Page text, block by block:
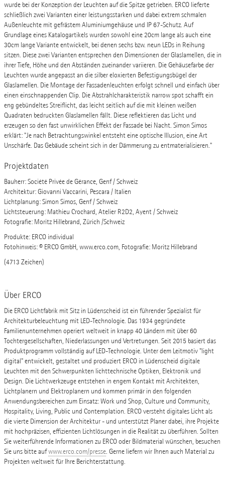
wurde bei der Konzeption der Leuchten auf die Spitze getrieben. ERCO lieferte
schließlich zwei Varianten einer leistungsstarken und dabei extrem schmalen
Außenleuchte mit gefrästem Aluminiumgehäuse und IP 67-Schutz. Auf
Grundlage eines Katalogartikels wurden sowohl eine 20cm lange als auch eine
30cm lange Variante entwickelt, bei denen sechs bzw. neun LEDs in Reihung
sitzen. Diese zwei Varianten entsprechen den Dimensionen der Glaslamellen, die in
ihrer Tiefe, Höhe und den Abständen zueinander variieren. Die Gehäusefarbe der
Leuchten wurde angepasst an die silber eloxierten Befestigungsbügel der
Glaslamellen. Die Montage der Fassadenleuchten erfolgt schnell und einfach über
einen einschnappenden Clip. Die Abstrahlcharakteristik narrow spot schafft ein
eng gebündeltes Streiflicht, das leicht seitlich auf die mit kleinen weißen
Quadraten bedruckten Glaslamellen fällt. Diese reflektieren das Licht und
erzeugen so den fast unwirklichen Effekt der Fassade bei Nacht. Simon Simos
erklärt: "Je nach Betrachtungswinkel entsteht eine optische Illusion, eine Art
Unschärfe. Das Gebäude scheint sich in der Dämmerung zu entmaterialisieren."
Projektdaten
Bauherr: Société Privée de Gérance, Genf / Schweiz
Architektur: Giovanni Vaccarini, Pescara / Italien
Lichtplanung: Simon Simos, Genf / Schweiz
Lichtsteuerung: Mathieu Crochard, Atelier R2D2, Ayent / Schweiz
Fotografie: Moritz Hillebrand, Zürich /Schweiz
Produkte: ERCO individual
Fotohinweis: © ERCO GmbH, www.erco.com, Fotografie: Moritz Hillebrand
(4713 Zeichen)
Über ERCO
Die ERCO Lichtfabrik mit Sitz in Lüdenscheid ist ein führender Spezialist für
Architekturbeleuchtung mit LED-Technologie. Das 1934 gegründete
Familienunternehmen operiert weltweit in knapp 40 Ländern mit über 60
Tochtergesellschaften, Niederlassungen und Vertretungen. Seit 2015 basiert das
Produktprogramm vollständig auf LED-Technologie. Unter dem Leitmotiv "light
digital" entwickelt, gestaltet und produziert ERCO in Lüdenscheid digitale
Leuchten mit den Schwerpunkten lichttechnische Optiken, Elektronik und
Design. Die Lichtwerkzeuge entstehen in engem Kontakt mit Architekten,
Lichtplanern und Elektroplanern und kommen primär in den folgenden
Anwendungsbereichen zum Einsatz: Work und Shop, Culture und Community,
Hospitality, Living, Public und Contemplation. ERCO versteht digitales Licht als
die vierte Dimension der Architektur - und unterstützt Planer dabei, ihre Projekte
mit hochpräzisen, effizienten Lichtlösungen in die Realität zu überführen. Sollten
Sie weiterführende Informationen zu ERCO oder Bildmaterial wünschen, besuchen
Sie uns bitte aufwww.erco.com/presse. Gerne liefern wir Ihnen auch Material zu
Projekten weltweit für Ihre Berichterstattung.